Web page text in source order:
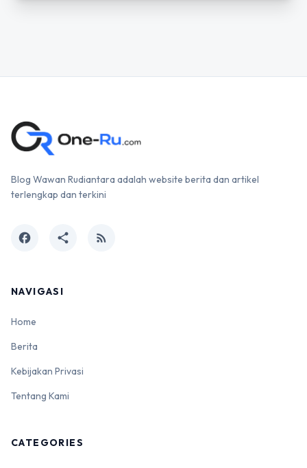
Blog Wawan Rudiantara adalah website berita dan artikel
terlengkap dan terkini
facebook share rss_feed
NAVIGASI
Home
Berita
Kebijakan Privasi
Tentang Kami
CATEGORIES